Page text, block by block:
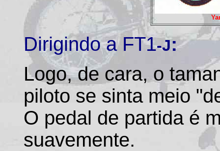
Dirigindo a FT1-J:
Logo, de cara, o
piloto se sinta meio
O pedal de partida é
suavemente.